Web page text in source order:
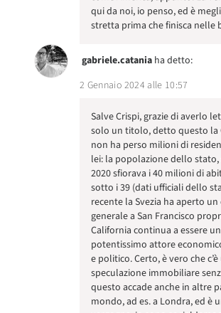
qui da noi, io penso, ed è
stretta prima che finisca nelle
gabriele.catania ha detto:
2 Gennaio 2024 alle 10:57
Salve Crispi, grazie di averlo
solo un titolo, detto questo la
non ha perso milioni di
lei: la popolazione dello stato,
2020 sfiorava i 40 milioni di
sotto i 39 (dati ufficiali dello
recente la Svezia ha aperto
generale a San Francisco
California continua a essere un
potentissimo attore
e politico. Certo, è vero che c’è
speculazione immobiliare
questo accade anche in altre
mondo, ad es. a Londra, ed è